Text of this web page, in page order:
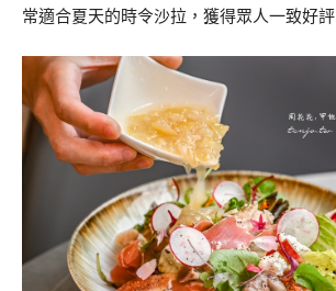
常適合夏天的時令沙拉，獲得眾人一致好評